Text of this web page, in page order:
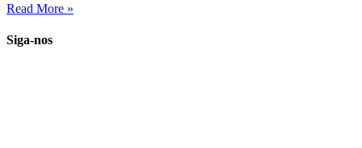
Read More »
Siga-nos